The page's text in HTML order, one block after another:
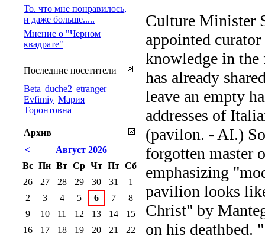
Culture Minister
appointed
knowledge in
has already
leave an empty
addresses of
(pavilon. - AI.)
forgotten master
emphasizing
pavilion looks
Christ" by
on his deathbed. "
То. что мне понравилось,
и даже больше.....
Мнение о "Черном
квадрате"
Последние посетители
Beta duche2 etranger
Evfimiy Мария
Торонтовна
Архив
<
Август 2026
Вс Пн Вт Ср Чт Пт Сб
26
27 28 29 30 31
1
2
3 4 5 6 7
8
9
10 11 12 13 14
15
16
17 18 19 20 21
22